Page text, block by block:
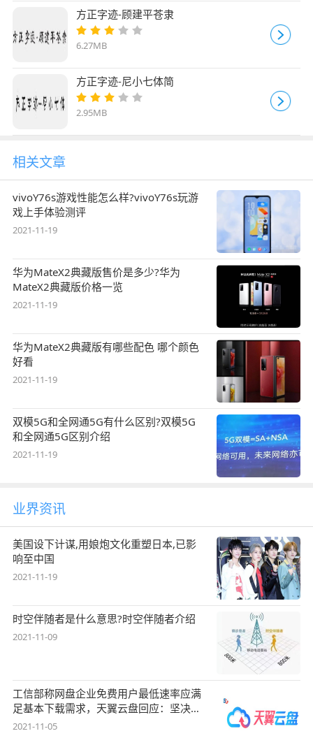
方正字迹-顾建平苍隶
6.27MB
方正字迹-尼小七体简
2.95MB
相关文章
vivoY76s游戏性能怎么样?vivoY76s玩游
戏上手体验测评
2021-11-19
华为MateX2典藏版售价是多少?华为
MateX2典藏版价格一览
2021-11-19
华为MateX2典藏版有哪些配色 哪个颜色
好看
2021-11-19
双模5G和全网通5G有什么区别?双模5G
和全网通5G区别介绍
2021-11-19
业界资讯
美国设下计谋,用娘炮文化重塑日本,已影
响至中国
2021-11-19
时空伴随者是什么意思?时空伴随者介绍
2021-11-09
工信部称网盘企业免费用户最低速率应满
足基本下载需求，天翼云盘回应：坚决支
持，始终
2021-11-05